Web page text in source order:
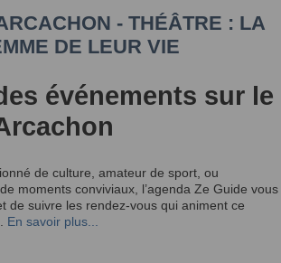
- THÉÂTRE : LA
DE LEUR VIE
événements sur le
de culture, amateur de sport, ou
moments conviviaux, l’agenda Ze Guide vous
de suivre les rendez-vous qui animent ce
En savoir plus...